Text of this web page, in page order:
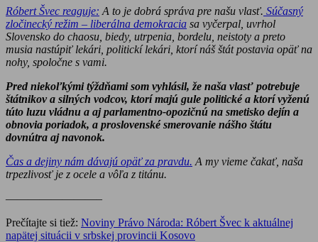
Róbert Švec reaguje: A to je dobrá správa pre našu vlasť. Súčasný
zločinecký režim – liberálna demokracia sa vyčerpal, uvrhol
Slovensko do chaosu, biedy, utrpenia, bordelu, neistoty a preto
musia nastúpiť lekári, politickí lekári, ktorí náš štát postavia opäť na
nohy, spoločne s vami.
Pred niekoľkými týždňami som vyhlásil, že naša vlasť potrebuje
štátnikov a silných vodcov, ktorí majú gule politické a ktorí vyženú
túto luzu vládnu a aj parlamentno-opozičnú na smetisko dejín a
obnovia poriadok, a proslovenské smerovanie nášho štátu
dovnútra aj navonok.
Čas a dejiny nám dávajú opäť za pravdu. A my vieme čakať, naša
trpezlivosť je z ocele a vôľa z titánu.
————————–
Prečítajte si tiež: Noviny Právo Národa: Róbert Švec k aktuálnej
napätej situácii v srbskej provincii Kosovo